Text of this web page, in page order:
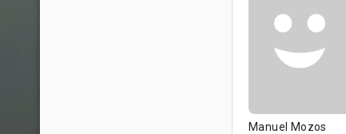
Manuel Mozos